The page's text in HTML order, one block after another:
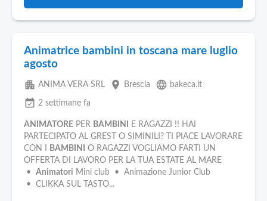
Animatrice bambini in toscana mare luglio
agosto
apartment ANIMA VERA SRL place Brescia language bakeca.it
event_available 2 settimane fa
ANIMATORE PER BAMBINI
E RAGAZZI !! HAI
PARTECIPATO AL GREST O SIMINILI? TI PIACE LAVORARE
CON I
BAMBINI
O RAGAZZI VOGLIAMO FARTI UN
OFFERTA DI LAVORO PER LA TUA ESTATE AL MARE
• Animatori Mini club • Animazione Junior Club
• CLIKKA SUL TASTO...